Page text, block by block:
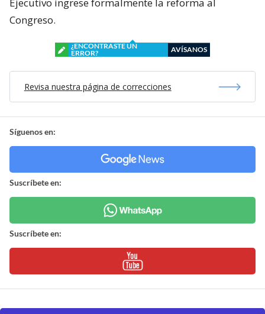
Ejecutivo ingrese formalmente la reforma al
Congreso.
¿ENCONTRASTE UN
ERROR?
AVÍSANOS
Revisa nuestra página de correcciones
Síguenos en:
Suscríbete en:
Suscríbete en: